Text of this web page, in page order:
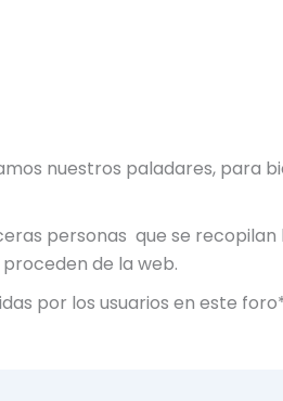
nuestros paladares, para
personas que se
de la web.
por los usuarios en este